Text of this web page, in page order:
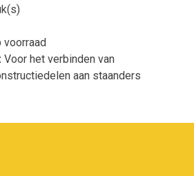
voorraad
Voor het verbinden van
aan staanders